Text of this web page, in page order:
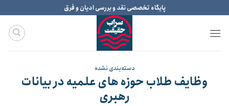
to
content
پایگاه تخصصی نقد و بررسی ادیان و فرق
دسته‌بندی نشده
وظایف طلاب حوزه های علمیه در بیانات
رهبری